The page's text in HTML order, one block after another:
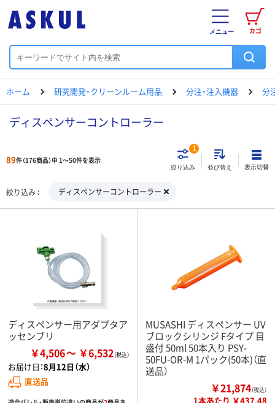
カゴ
メニュー
ホーム 研究開発・クリーンルーム用品 分注・注入機器 分
ディスペンサーコントローラー
89件（176商品）中 1～50件を表示
絞り込み
1
並び替え 表示切替
絞り込み ディスペンサーコントローラー
ディスペンサー用アダプタア
ッセンブリ
￥4,506 ￥6,532
お届け日：8月12日（水）
直送品
MUSASHI ディスペンサー UV
ブロックシリンジ Fタイプ 目
盛付 50ml 50本入り PSY-
50FU-OR-M 1パック(50本)（直
送品）
￥21,874（税込）
1本あたり ￥437.48